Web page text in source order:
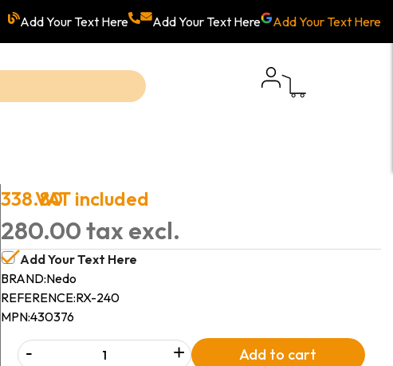
Add Your Text Here Add Your Text Here Add Your Text Here
338.80VAT included
280.00 tax excl.
Add Your Text Here
BRAND:Nedo
REFERENCE:RX-240
MPN:430376
- + Add to cart